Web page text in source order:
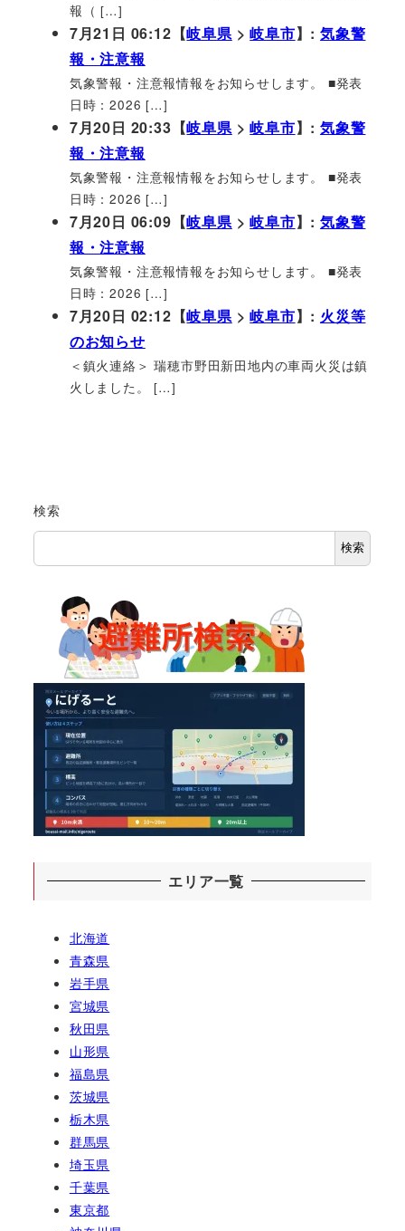
報（ […]
7月21日 06:12【岐阜県>岐阜市】:気象警
報・注意報
気象警報・注意報情報をお知らせします。 ■発表
日時：2026 […]
7月20日 20:33【岐阜県>岐阜市】:気象警
報・注意報
気象警報・注意報情報をお知らせします。 ■発表
日時：2026 […]
7月20日 06:09【岐阜県>岐阜市】:気象警
報・注意報
気象警報・注意報情報をお知らせします。 ■発表
日時：2026 […]
7月20日 02:12【岐阜県>岐阜市】: 火災等
のお知らせ
＜鎮火連絡＞ 瑞穂市野田新田地内の車両火災は鎮
火しました。 […]
検索
検索
エリア一覧
北海道
青森県
岩手県
宮城県
秋田県
山形県
福島県
茨城県
栃木県
群馬県
埼玉県
千葉県
東京都